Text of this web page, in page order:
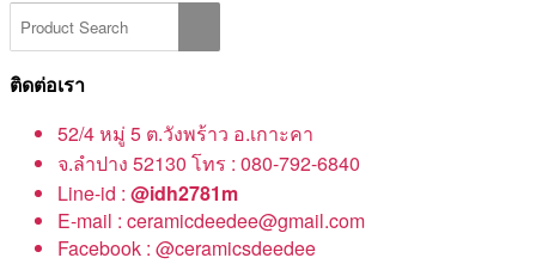
ติดต่อเรา
52/4 หมู่ 5 ต.วังพร้าว อ.เกาะคา
จ.ลำปาง 52130 โทร : 080-792-6840
Line-id : @idh2781m
E-mail : ceramicdeedee@gmail.com
Facebook : @ceramicsdeedee